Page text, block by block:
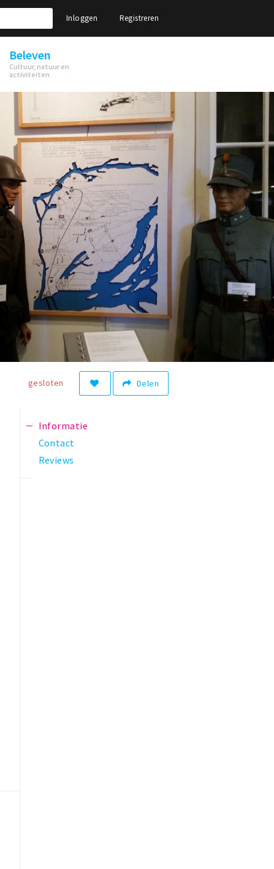
Inloggen Registreren
Beleven
Cultuur, natuur en
activiteiten
Delen
gesloten
Informatie
Contact
Reviews